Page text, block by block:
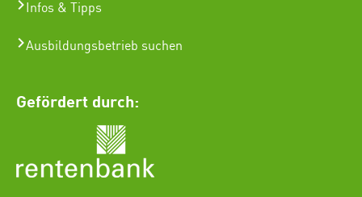
Infos & Tipps
Ausbildungsbetrieb suchen
Gefördert durch: